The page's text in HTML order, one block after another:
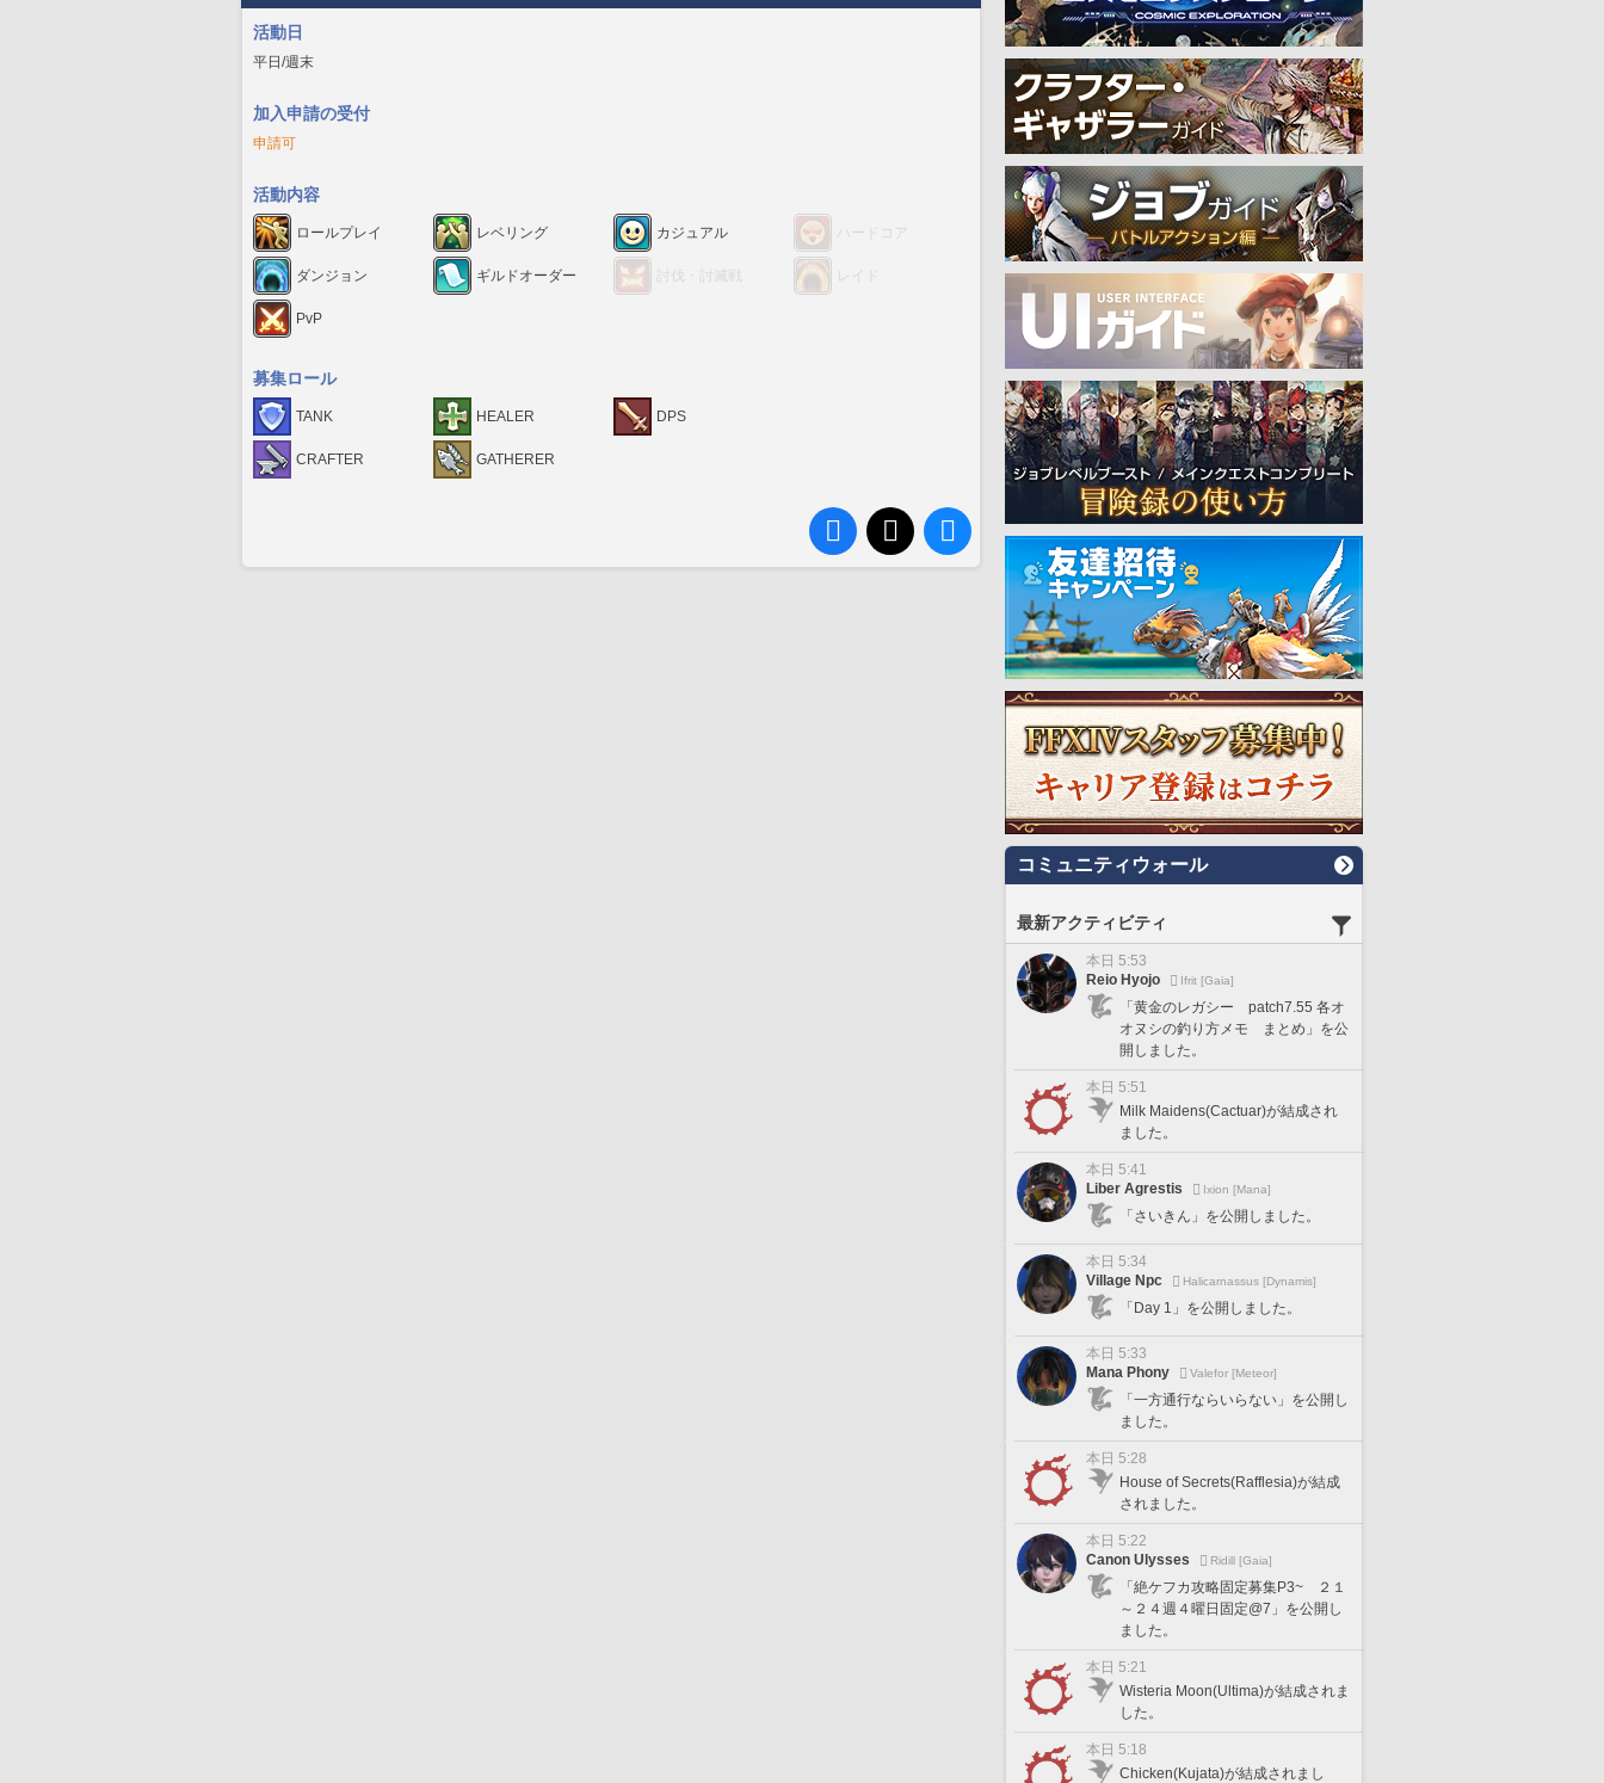
活動日
平日/週末
加入申請の受付
申請可
活動内容
ロールプレイ レベリング カジュアル ハードコア
ダンジョン ギルドオーダー 討伐・討滅戦 レイド
PvP
募集ロール
TANK HEALER DPS
CRAFTER GATHERER
コミュニティウォール
最新アクティビティ
本日 5:53
Reio Hyojo
Ifrit [Gaia]
「黄金のレガシー patch7.55 各オ
オヌシの釣り方メモ まとめ」を公
開しました。
本日 5:51
Milk Maidens(Cactuar)が結成され
ました。
本日 5:41
Liber Agrestis
Ixion [Mana]
「さいきん」を公開しました。
本日 5:34
Village Npc
Halicarnassus [Dynamis]
「Day 1」を公開しました。
本日 5:33
Mana Phony
Valefor [Meteor]
「一方通行ならいらない」を公開し
ました。
本日 5:28
House of Secrets(Rafflesia)が結成
されました。
本日 5:22
Canon Ulysses
Ridill [Gaia]
「絶ケフカ攻略固定募集P3~ ２１
～２４週４曜日固定@7」を公開し
ました。
本日 5:21
Wisteria Moon(Ultima)が結成されま
した。
本日 5:18
Chicken(Kujata)が結成されまし